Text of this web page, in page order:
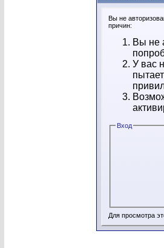
Вы не
причин:
Вы не
У вас
Вход
Для просмотра